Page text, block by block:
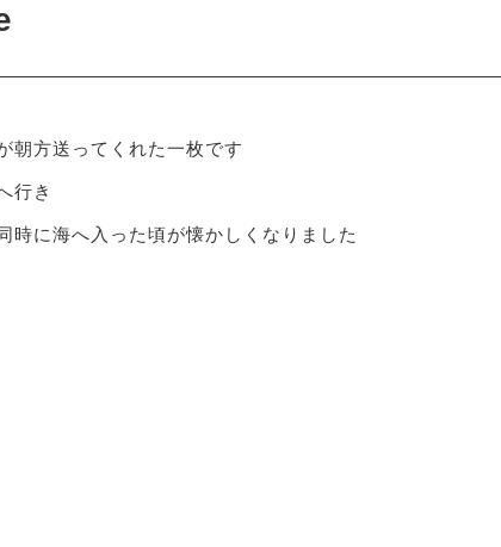
朝方送ってくれた一枚です
行き
時に海へ入った頃が懐かしくなりました